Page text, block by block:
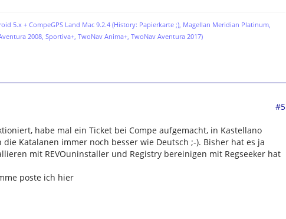
5.x + CompeGPS Land Mac 9.2.4 (History: Papierkarte ;), Magellan Meridian Platinum,
2008, Sportiva+, TwoNav Anima+, TwoNav Aventura 2017)
#5
habe mal ein Ticket bei Compe aufgemacht, in Kastellano
die Katalanen immer noch besser wie Deutsch ;-). Bisher hat es ja
mit REVOuninstaller und Registry bereinigen mit Regseeker hat
poste ich hier